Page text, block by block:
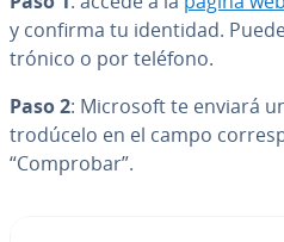
y confirma tu identidad.
tró­ni­co o por teléfono.
Paso 2: Microsoft te enviará
tro­dú­ce­lo en el campo
“Comprobar”.